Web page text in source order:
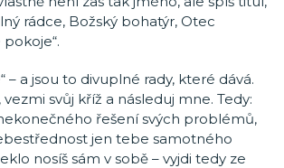
rádce, Božský bohatýr, Otec
– a jsou to divuplné rady, které dává.
svůj kříž a následuj mne. Tedy:
řešení svých problémů,
jen tebe samotného
nosíš sám v sobě – vyjdi tedy ze